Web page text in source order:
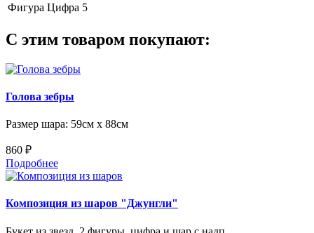
Фигура Цифра 5
С этим товаром покупают:
Голова зебры
Размер шара: 59см х 88см
860 ₽
Подробнее
Композиция из шаров "Джунгли"